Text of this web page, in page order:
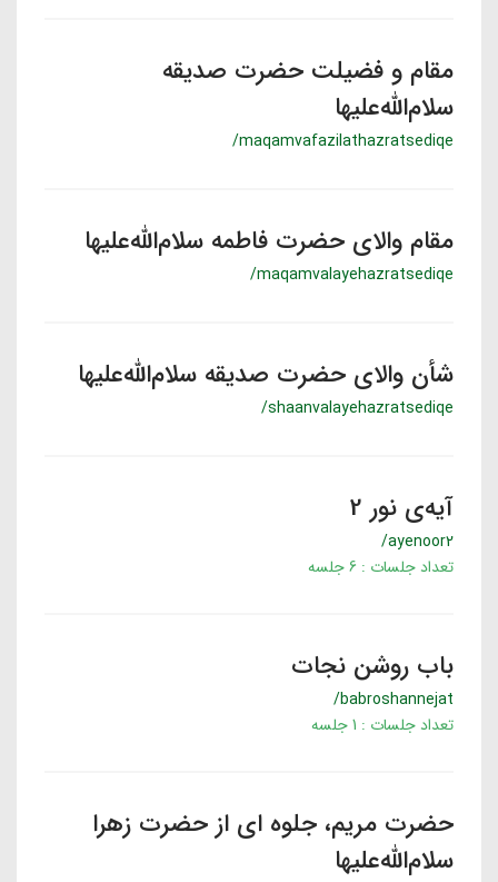
مقام و فضیلت حضرت صدیقه
سلام‌الله‎‌علیها
/maqamvafazilathazratsediqe
مقام والای حضرت فاطمه سلام‌الله‌علیها
/maqamvalayehazratsediqe
شأن والای حضرت صدیقه سلام‌الله‌علیها
/shaanvalayehazratsediqe
آیه‌ی نور 2
/ayenoor2
تعداد جلسات : 6 جلسه
باب روشن نجات
/babroshannejat
تعداد جلسات : 1 جلسه
حضرت مریم، جلوه ای از حضرت زهرا
سلام‌الله‌علیها